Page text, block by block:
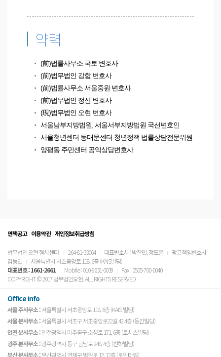
약력
(前)법률사무소 국토 변호사
(前)법무법인 강함 변호사
(前)법률사무소 서울중원 변호사
(前)법무법인 정산 변호사
(現)법무법인 오현 변호사
서울남부지방법원, 서울서부지방법원 국선변호인
서울청년센터 동대문센터 청년정책 법률상담전문위원
양평동 주민센터 공익상담변호사
면책공고 이용약관 개인정보취급방침
법무법인 오현 형사센터 264-81-33064 대표변호사 : 박찬민, 정도훈
광고책임변호사 :
김동민
서울특별시 서초중앙로 118, 6층 (KAIS빌딩)
대표번호 :1661-2661 Mobile : 010-9631-0039
Fax : 0505-700-0040
COPYRIGHT © 2017 법무법인오현. ALL RIGHTS RESERVED
Office info
서울 주사무소 :서울특별시 서초중앙로 118, 6층 (KAIS 빌딩)
서울 분사무소 :서울특별시 서초구 서초중앙로22길 42 4층 (동진빌딩)
인천 분사무소 :인천광역시 미추홀구 소성로 171, 6층 (로시스빌딩)
광주 분사무소 :광주광역시 동구 금남로 248, 4층 (천하빌딩)
부산 분사무소 :부산광역시 연제구 법원로 12, 12층 (로윈타워)